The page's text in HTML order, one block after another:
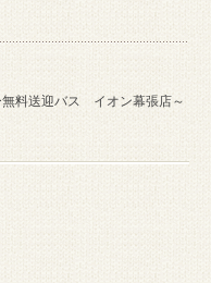
無料送迎バス イオン幕張店～